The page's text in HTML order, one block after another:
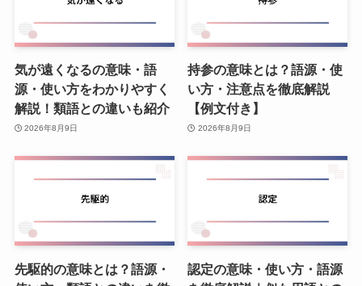
気が遠くなるの意味・語
源・使い方をわかりやすく
解説！類語との違いも紹介
2026年8月9日
持参の意味とは？語源・使
い方・注意点を徹底解説
【例文付き】
2026年8月9日
先駆的の意味とは？語源・
認定の意味・使い方・語源